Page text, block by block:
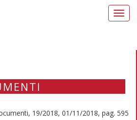
19/2018, 01/11/2018, pag. 595